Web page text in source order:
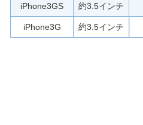
iPhone3GS 約3.5インチ
iPhone3G 約3.5インチ